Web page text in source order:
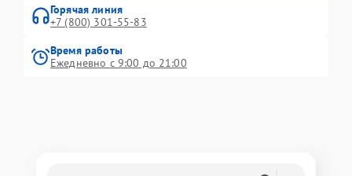
Горячая линия
+7 (800) 301-55-83
Время работы
Ежедневно с 9:00 до 21:00